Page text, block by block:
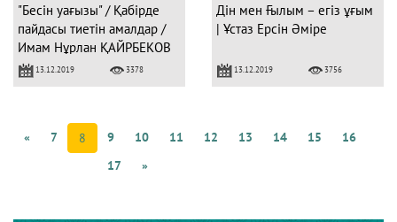
"Бесін уағызы" / Қабірде
пайдасы тиетін амалдар /
Имам Нұрлан ҚАЙРБЕКОВ
13.12.2019 3378
Дін мен Ғылым – егіз ұғым
| Ұстаз Ерсін Әміре
13.12.2019 3756
« 7 8 9 10 11 12 13 14 15
16
17
»